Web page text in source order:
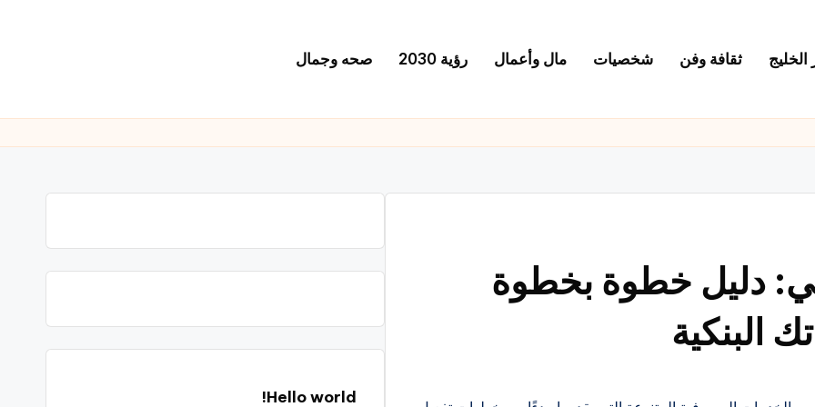
الخليج ثقافة وفن شخصيات مال وأعمال رؤية 2030 صحه وجمال
دليل خطوة بخطوة
البنكية
Hello world!